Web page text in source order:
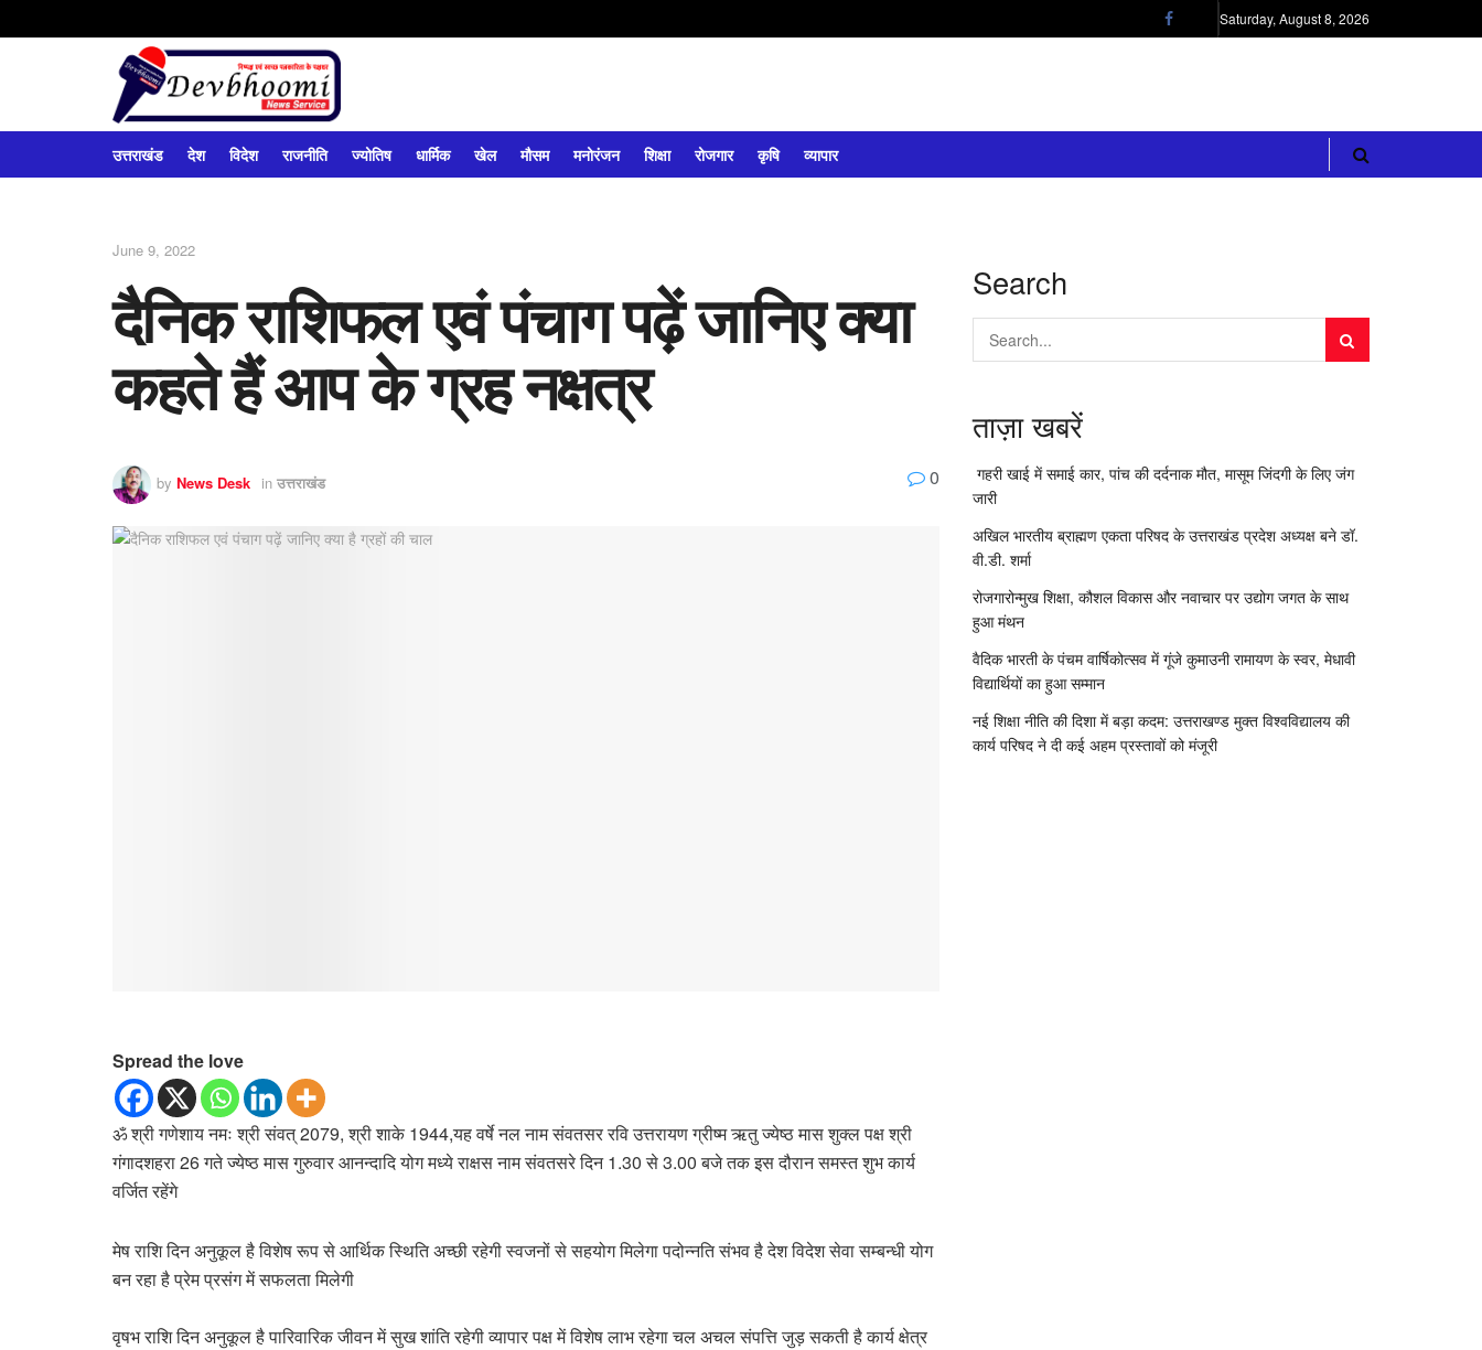
Saturday, August 8, 2026
उत्तराखंड देश विदेश राजनीति ज्योतिष धार्मिक खेल मौसम मनोरंजन शिक्षा रोजगार कृषि व्यापार
June 9, 2022
दैनिक राशिफल एवं पंचाग पढ़ें जानिए क्या
कहते हैं आप के ग्रह नक्षत्र
by News Desk in उत्तराखंड 0
Spread the love
ॐ श्री गणेशाय नमः श्री संवत् 2079, श्री शाके 1944,यह वर्षे नल नाम संवतसर रवि उत्तरायण ग्रीष्म ऋतु ज्येष्ठ मास शुक्ल पक्ष श्री
गंगादशहरा 26 गते ज्येष्ठ मास गुरुवार आनन्दादि योग मध्ये राक्षस नाम संवतसरे दिन 1.30 से 3.00 बजे तक इस दौरान समस्त शुभ कार्य
वर्जित रहेंगे
मेष राशि दिन अनुकूल है विशेष रूप से आर्थिक स्थिति अच्छी रहेगी स्वजनों से सहयोग मिलेगा पदोन्नति संभव है देश विदेश सेवा सम्बन्धी योग
बन रहा है प्रेम प्रसंग में सफलता मिलेगी
वृषभ राशि दिन अनुकूल है पारिवारिक जीवन में सुख शांति रहेगी व्यापार पक्ष में विशेष लाभ रहेगा चल अचल संपत्ति जुड़ सकती है कार्य क्षेत्र
Search
ताज़ा खबरें
गहरी खाई में समाई कार, पांच की दर्दनाक मौत, मासूम जिंदगी के लिए जंग
जारी
अखिल भारतीय ब्राह्मण एकता परिषद के उत्तराखंड प्रदेश अध्यक्ष बने डॉ.
वी.डी. शर्मा
रोजगारोन्मुख शिक्षा, कौशल विकास और नवाचार पर उद्योग जगत के साथ
हुआ मंथन
वैदिक भारती के पंचम वार्षिकोत्सव में गूंजे कुमाउनी रामायण के स्वर, मेधावी
विद्यार्थियों का हुआ सम्मान
नई शिक्षा नीति की दिशा में बड़ा कदम: उत्तराखण्ड मुक्त विश्वविद्यालय की
कार्य परिषद ने दी कई अहम प्रस्तावों को मंजूरी